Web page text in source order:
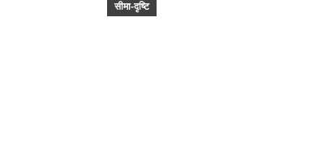
सीमा-दृष्टि